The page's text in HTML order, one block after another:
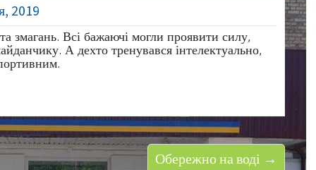
2019
змагань. Всі бажаючі могли проявити силу,
А дехто тренувався інтелектуально,
Обережно на воді →